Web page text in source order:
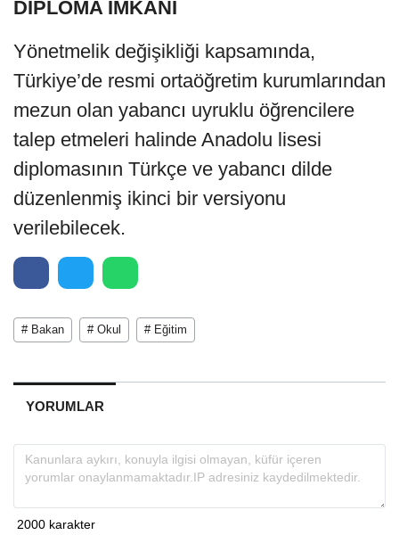
DİPLOMA İMKÂNI
Yönetmelik değişikliği kapsamında,
Türkiye’de resmi ortaöğretim kurumlarından
mezun olan yabancı uyruklu öğrencilere
talep etmeleri halinde Anadolu lisesi
diplomasının Türkçe ve yabancı dilde
düzenlenmiş ikinci bir versiyonu
verilebilecek.
# Bakan # Okul # Eğitim
YORUMLAR